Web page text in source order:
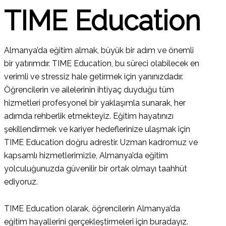
TIME Education
Almanya’da eğitim almak, büyük bir adım ve önemli
bir yatırımdır. TIME Education, bu süreci olabilecek en
verimli ve stressiz hale getirmek için yanınızdadır.
Öğrencilerin ve ailelerinin ihtiyaç duyduğu tüm
hizmetleri profesyonel bir yaklaşımla sunarak, her
adımda rehberlik etmekteyiz. Eğitim hayatınızı
şekillendirmek ve kariyer hedeflerinize ulaşmak için
TIME Education doğru adrestir. Uzman kadromuz ve
kapsamlı hizmetlerimizle, Almanya’da eğitim
yolculuğunuzda güvenilir bir ortak olmayı taahhüt
ediyoruz.
TIME Education olarak, öğrencilerin Almanya’da
eğitim hayallerini gerçekleştirmeleri için buradayız.